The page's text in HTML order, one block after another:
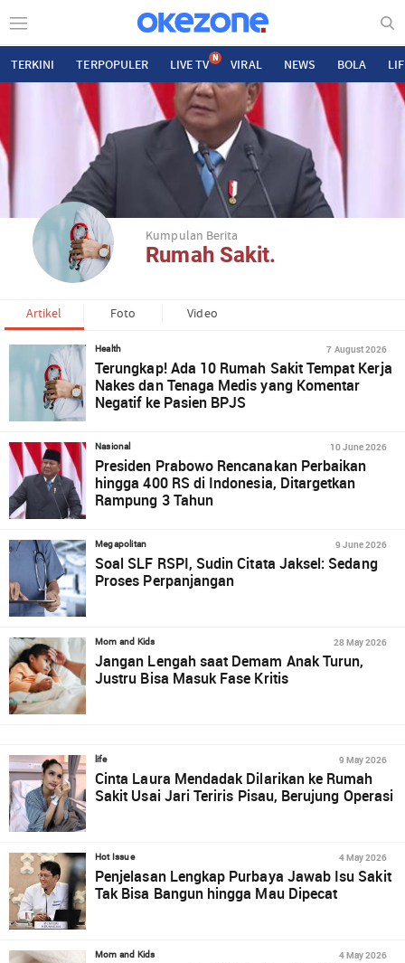
TERKINI TERPOPULER LIVE TV N VIRAL NEWS BOLA
Kumpulan Berita
Rumah Sakit.
Artikel Foto Video
Health 7 August 2026
Terungkap! Ada 10 Rumah Sakit Tempat Kerja
Nakes dan Tenaga Medis yang Komentar
Negatif ke Pasien BPJS
Nasional 10 June 2026
Presiden Prabowo Rencanakan Perbaikan
hingga 400 RS di Indonesia, Ditargetkan
Rampung 3 Tahun
Megapolitan 9 June 2026
Soal SLF RSPI, Sudin Citata Jaksel: Sedang
Proses Perpanjangan
Mom and Kids 28 May 2026
Jangan Lengah saat Demam Anak Turun,
Justru Bisa Masuk Fase Kritis
life 9 May 2026
Cinta Laura Mendadak Dilarikan ke Rumah
Sakit Usai Jari Teriris Pisau, Berujung Operasi
Hot Issue 4 May 2026
Penjelasan Lengkap Purbaya Jawab Isu Sakit
Tak Bisa Bangun hingga Mau Dipecat
Mom and Kids 4 May 2026